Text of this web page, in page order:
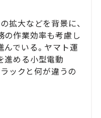
拡大などを背景に、
の作業効率も考慮し
でいる。ヤマト運
進める小型電動
ラックと何が違うの
スズキ｜Suzuki
ター｜Mazda Roadster